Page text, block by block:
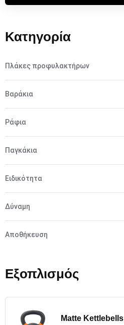
Κατηγορία
Πλάκες προφυλακτήρων
Βαράκια
Ράφια
Παγκάκια
Ειδικότητα
Δύναμη
Αποθήκευση
Εξοπλισμός
Matte Kettlebells